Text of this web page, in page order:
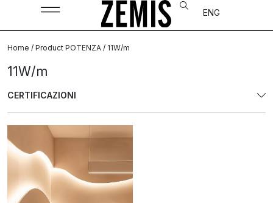
ENG
Home / Product POTENZA / 11W/m
11W/m
CERTIFICAZIONI